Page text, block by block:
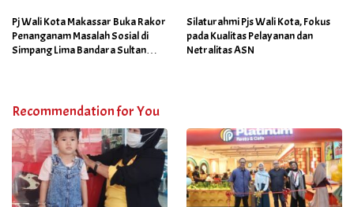
Program Sabtu Bersih
Pj Wali Kota Makassar Buka Rakor
Penanganam Masalah Sosial di
Simpang Lima Bandara Sultan
Silaturahmi Pjs Wali Kota, Fokus
pada Kualitas Pelayanan dan
Netralitas ASN
Recommendation for You